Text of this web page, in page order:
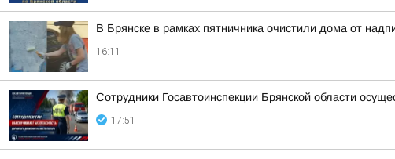
В Брянске в рамках пятничника очистили дома от
16:11
Сотрудники Госавтоинспекции Брянской области
17:51